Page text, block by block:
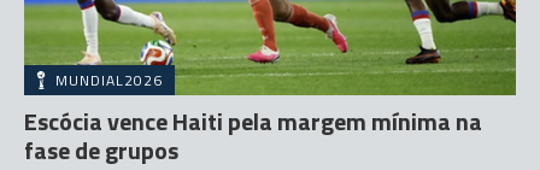
MUNDIAL2026
Escócia vence Haiti pela margem mínima na
fase de grupos